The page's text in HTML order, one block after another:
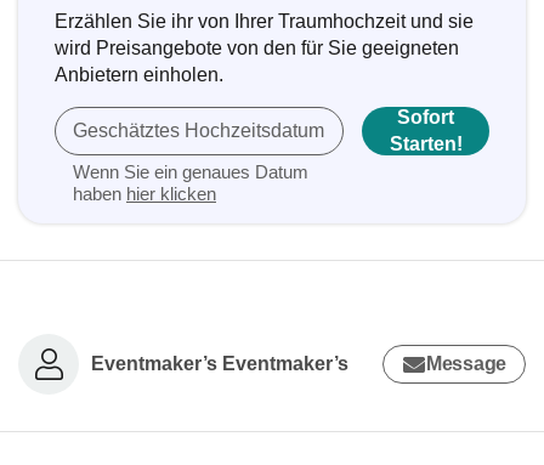
Erzählen Sie ihr von Ihrer Traumhochzeit und sie
wird Preisangebote von den für Sie geeigneten
Anbietern einholen.
Geschätztes Hochzeitsdatum
Wenn Sie ein genaues Datum
haben hier klicken
Sofort
Starten!
Eventmaker’s Eventmaker’s Message